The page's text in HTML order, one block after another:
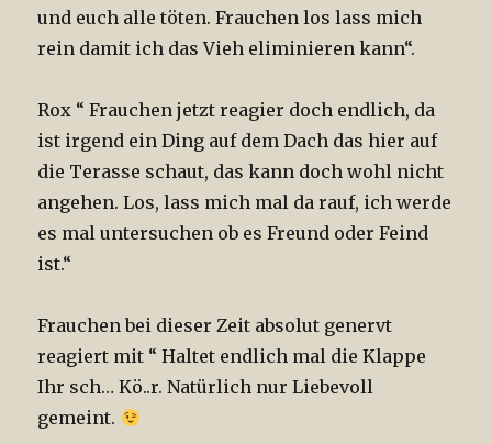
und euch alle töten. Frauchen los lass mich
rein damit ich das Vieh eliminieren kann“.
Rox “ Frauchen jetzt reagier doch endlich, da
ist irgend ein Ding auf dem Dach das hier auf
die Terasse schaut, das kann doch wohl nicht
angehen. Los, lass mich mal da rauf, ich werde
es mal untersuchen ob es Freund oder Feind
ist.“
Frauchen bei dieser Zeit absolut genervt
reagiert mit “ Haltet endlich mal die Klappe
Ihr sch… Kö..r. Natürlich nur Liebevoll
gemeint.